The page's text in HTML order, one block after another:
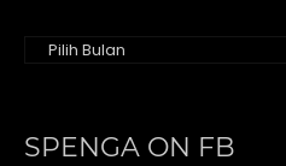
SPENGA ON FB